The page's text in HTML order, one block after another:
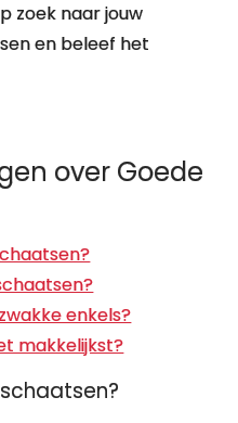
zoek naar jouw
en beleef het
over Goede
enkels?
makkelijkst?